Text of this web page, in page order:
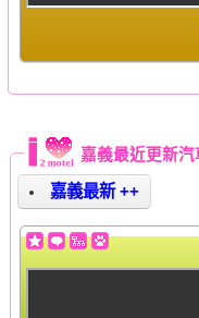
嘉義最近更新汽
嘉義最新 ++